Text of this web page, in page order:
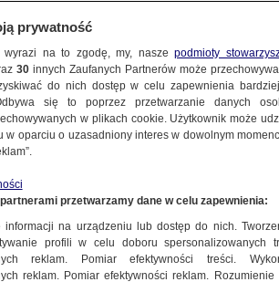
ponad 23 miliony
prywatność
wyrazi na to zgodę, my, naszepodmioty
30 innych Zaufanych Partnerów może
do nich dostęp w celu zapewnienia
się to poprzez przetwarzanie danych
w plikach cookie. Użytkownik może
w oparciu o uzasadniony interes w dowolnym
przetwarzamy dane w celu zapewnienia:
informacji na urządzeniu lub dostęp do nich.
profili w celu doboru spersonalizowanych
reklam. Pomiar efektywności treści.
reklam. Pomiar efektywności reklam.